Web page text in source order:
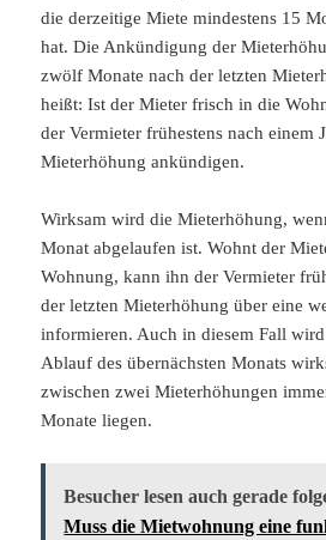
die derzeitige Miete mindestens 15
hat. Die Ankündigung der
zwölf Monate nach der letzten
heißt: Ist der Mieter frisch in die
der Vermieter frühestens nach einem
Mieterhöhung ankündigen.
Wirksam wird die Mieterhöhung,
Monat abgelaufen ist. Wohnt der
Wohnung, kann ihn der Vermieter
der letzten Mieterhöhung über eine
informieren. Auch in diesem Fall
Ablauf des übernächsten Monats
zwischen zwei Mieterhöhungen
Monate liegen.
Besucher lesen auch gerade
Muss die Mietwohnung eine